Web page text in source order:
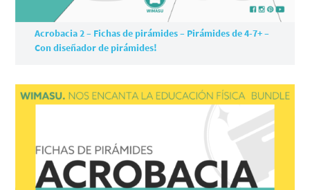
Acrobacia 2 – Fichas de pirámides – Pirámides de 4-7+ –
Con diseñador de pirámides!